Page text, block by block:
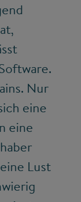
Nur
eine
eine
Lust